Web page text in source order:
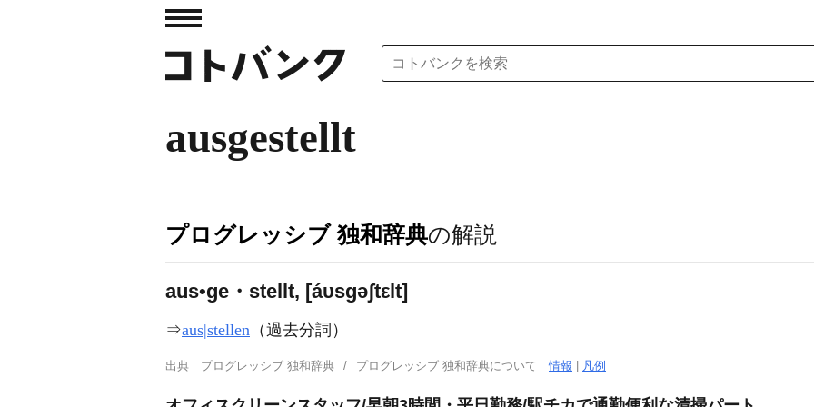
ausgestellt
プログレッシブ 独和辞典の解説
aus•ge・stellt, [áυsɡəʃtεlt]
⇒aus|stellen （過去分詞）
出典 プログレッシブ 独和辞典 プログレッシブ 独和辞典について情報 凡例